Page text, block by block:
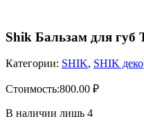
Shik Бальзам для губ
Категории: SHIK, SHIK
Стоимость:800.00 ₽
В наличии лишь 4